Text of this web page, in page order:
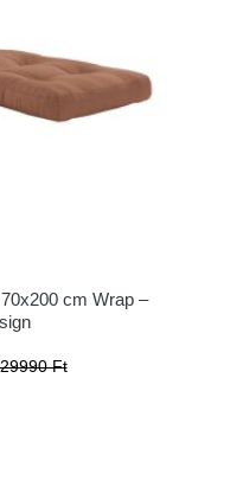
cm Wrap –
Ft